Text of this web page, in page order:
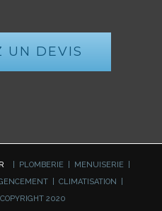
UN DEVIS
| PLOMBERIE | MENUISERIE |
| CLIMATISATION |
COPYRIGHT 2020